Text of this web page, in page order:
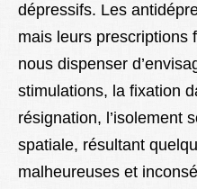
dépressifs. Les
mais leurs prescriptions
nous dispenser
stimulations, la fixation
résignation, l’isolement
spatiale, résultant
malheureuses et